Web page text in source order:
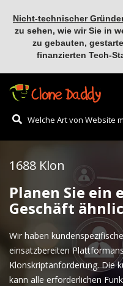
Nicht-technischer
zu sehen, wie wir Sie in
zu gebauten,
finanzierten Tech-
1688 Klon
Planen Sie ein
Geschäft
Wir haben
einsatzbereiten
Klonskriptanforderung. Die
kann alle erforderlichen